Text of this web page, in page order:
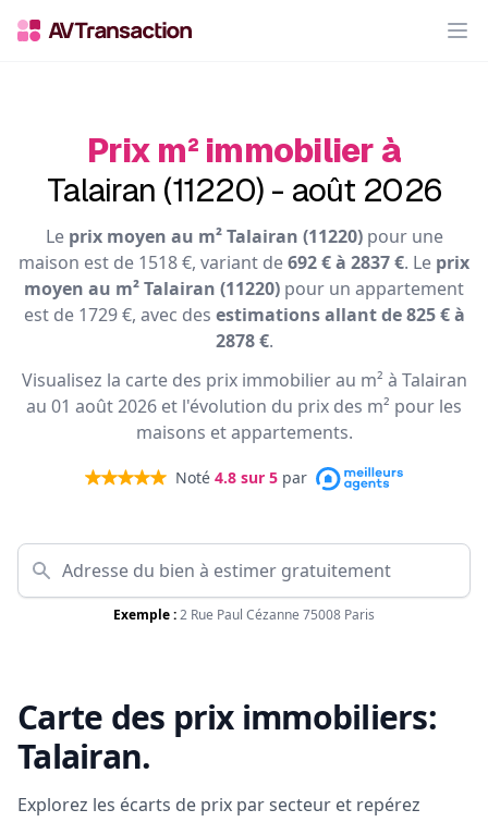
Prix m² immobilier à
Talairan (11220) - août 2026
Le prix moyen au m² Talairan (11220)pour une
maison est de 1518 €, variant de692 € à 2837 €. Le prix
moyen au m² Talairan (11220) pour un appartement
est de 1729 €, avec des estimations allant de 825 € à
2878 €.
Visualisez la carte des prix immobilier au m² à Talairan
au 01 août 2026 et l'évolution du prix des m² pour les
maisons et appartements.
Noté 4.8 sur 5 par
Exemple :2 Rue Paul Cézanne 75008 Paris
Carte des prix immobiliers:
Talairan.
Explorez les écarts de prix par secteur et repérez